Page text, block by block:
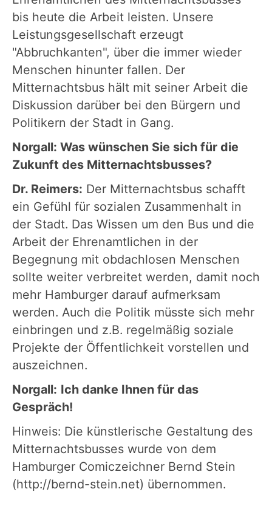
bis heute die Arbeit leisten. Unsere
Leistungsgesellschaft erzeugt
"Abbruchkanten", über die immer wieder
Menschen hinunter fallen. Der
Mitternachtsbus hält mit seiner Arbeit die
Diskussion darüber bei den Bürgern und
Politikern der Stadt in Gang.
Norgall: Was wünschen Sie sich für die
Zukunft des Mitternachtsbusses?
Dr. Reimers: Der Mitternachtsbus schafft
ein Gefühl für sozialen Zusammenhalt in
der Stadt. Das Wissen um den Bus und die
Arbeit der Ehrenamtlichen in der
Begegnung mit obdachlosen Menschen
sollte weiter verbreitet werden, damit noch
mehr Hamburger darauf aufmerksam
werden. Auch die Politik müsste sich mehr
einbringen und z.B. regelmäßig soziale
Projekte der Öffentlichkeit vorstellen und
auszeichnen.
Norgall: Ich danke Ihnen für das
Gespräch!
Hinweis: Die künstlerische Gestaltung des
Mitternachtsbusses wurde von dem
Hamburger Comiczeichner Bernd Stein
(http://bernd-stein.net) übernommen.